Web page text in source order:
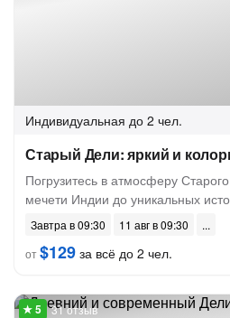
Индивидуальная до 2 чел.
Старый Дели: яркий и
Погрузитесь в атмосферу
мечети Индии до уникальных
Завтра в 09:30
11 авг в 09:30
от$129 за всё до 2 чел.
31 отзыв